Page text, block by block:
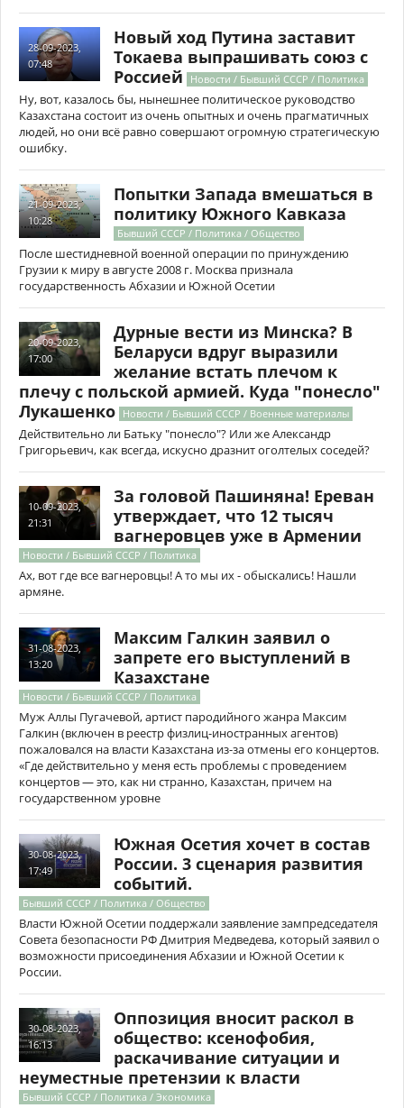
28-09-2023,
07:48
Новый ход Путина заставит
Токаева выпрашивать союз с
Россией
Новости / Бывший СССР / Политика
Ну, вот, казалось бы, нынешнее политическое руководство
Казахстана состоит из очень опытных и очень прагматичных
людей, но они всё равно совершают огромную стратегическую
ошибку.
21-09-2023,
10:28
Попытки Запада вмешаться в
политику Южного Кавказа
Бывший СССР / Политика / Общество
После шестидневной военной операции по принуждению
Грузии к миру в августе 2008 г. Москва признала
государственность Абхазии и Южной Осетии
20-09-2023,
17:00
Дурные вести из Минска? В
Беларуси вдруг выразили
желание встать плечом к
плечу с польской армией. Куда "понесло"
Лукашенко Новости / Бывший СССР / Военные материалы
Действительно ли Батьку "понесло"? Или же Александр
Григорьевич, как всегда, искусно дразнит оголтелых соседей?
10-09-2023,
21:31
За головой Пашиняна! Ереван
утверждает, что 12 тысяч
вагнеровцев уже в Армении
Новости / Бывший СССР / Политика
Ах, вот где все вагнеровцы! А то мы их - обыскались! Нашли
армяне.
31-08-2023,
13:20
Максим Галкин заявил о
запрете его выступлений в
Казахстане
Новости / Бывший СССР / Политика
Муж Аллы Пугачевой, артист пародийного жанра Максим
Галкин (включен в реестр физлиц-иностранных агентов)
пожаловался на власти Казахстана из-за отмены его концертов.
«Где действительно у меня есть проблемы с проведением
концертов — это, как ни странно, Казахстан, причем на
государственном уровне
30-08-2023,
17:49
Южная Осетия хочет в состав
России. 3 сценария развития
событий.
Бывший СССР / Политика / Общество
Власти Южной Осетии поддержали заявление зампредседателя
Совета безопасности РФ Дмитрия Медведева, который заявил о
возможности присоединения Абхазии и Южной Осетии к
России.
30-08-2023,
16:13
Оппозиция вносит раскол в
общество: ксенофобия,
раскачивание ситуации и
неуместные претензии к власти
Бывший СССР / Политика / Экономика